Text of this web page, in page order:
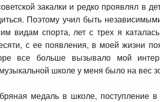
закалки и редко проявлял в
Поэтому учил быть
видам спорта, лет с трех я
с ее появления, в моей жизни
все больше вызывало мой
школе у меня было на вес
медаль в школе, поступление